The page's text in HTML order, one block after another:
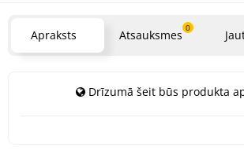
Apraksts Atsauksmes 0
Drīzumā šeit būs produkta